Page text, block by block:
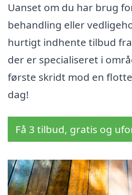
Uanset om du har brug
behandling eller
hurtigt indhente tilbud
der er specialiseret i
første skridt mod en
dag!
Få 3 tilbud, gratis og